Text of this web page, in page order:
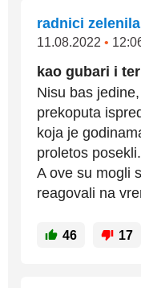
radnici zelenila
11.08.2022 •
kao gubari i
Nisu bas
prekoputa
koja je
proletos posekli.
A ove su mogli
reagovali na
46 17